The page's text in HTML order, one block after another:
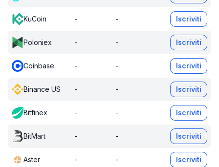
KuCoin - - Iscriviti
Poloniex - - Iscriviti
Coinbase - - Iscriviti
Binance US - - Iscriviti
Bitfinex - - Iscriviti
BitMart - - Iscriviti
Aster - - Iscriviti